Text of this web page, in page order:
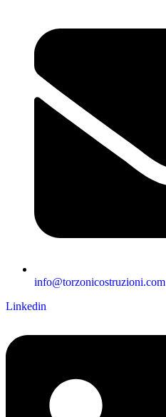
info@torzonicostruzioni.com
Linkedin